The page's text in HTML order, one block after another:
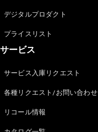
試乗リクエ
スト
オンライン
ム
デジタルプロダクト
プライスリスト
サービス
サービス入庫リクエスト
各種リクエスト/お問い合わせ
リコール情報